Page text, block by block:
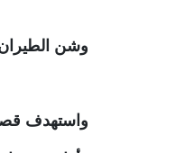
وشن
واستهدف قصف صهيوني منطقة